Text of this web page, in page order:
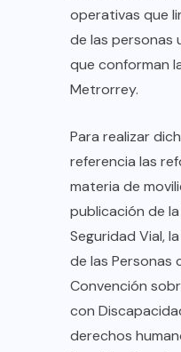
operativas que
de las personas
que conforman
Metrorrey.
Para realizar
referencia las
materia de
publicación de
Seguridad Vial,
de las Personas
Convención
con
derechos